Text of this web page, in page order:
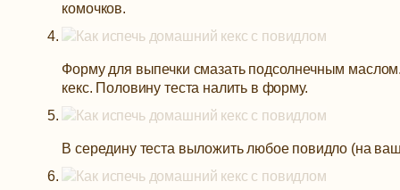
комочков.
Форму для выпечки смазать подсолнечным маслом.
кекс. Половину теста налить в форму.
В середину теста выложить любое повидло (на